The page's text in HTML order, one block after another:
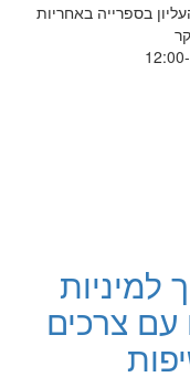
בספרייה באחריות
למיניות
צרכים